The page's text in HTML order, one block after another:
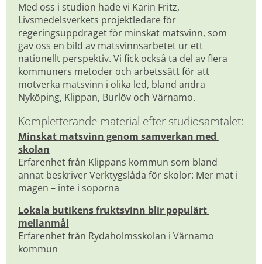
Med oss i studion hade vi Karin Fritz,
Livsmedelsverkets projektledare för
regeringsuppdraget för minskat matsvinn, som
gav oss en bild av matsvinnsarbetet ur ett
nationellt perspektiv. Vi fick också ta del av flera
kommuners metoder och arbetssätt för att
motverka matsvinn i olika led, bland andra
Nyköping, Klippan, Burlöv och Värnamo.
Kompletterande material efter studiosamtalet:
Minskat matsvinn genom samverkan med
skolan
Erfarenhet från Klippans kommun som bland
annat beskriver Verktygslåda för skolor: Mer mat i
magen – inte i soporna
Lokala butikens fruktsvinn blir populärt
mellanmål
Erfarenhet från Rydaholmsskolan i Värnamo
kommun